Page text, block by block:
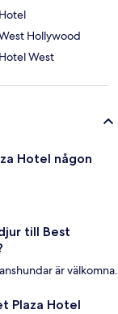
Hollywood
West
Hotel någon
till Best
är välkomna.
Plaza Hotel